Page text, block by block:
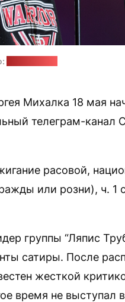
Михалка 18 мая
телеграм-канал
расовой,
или розни), ч. 1
группы “Ляпис
сатиры. После
жесткой
время не выступал